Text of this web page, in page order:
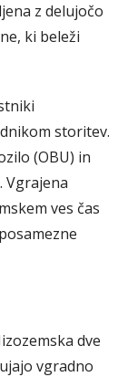
z delujočo
ki beleži
storitev.
(OBU) in
Vgrajena
ves čas
dve
vgradno